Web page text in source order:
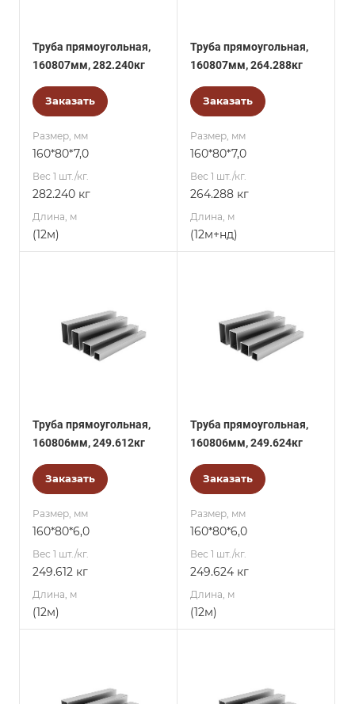
Труба прямоугольная,
160807мм, 282.240кг
Заказать
Размер, мм
160*80*7,0
Вес 1 шт./кг.
282.240 кг
Длина, м
(12м)
Труба прямоугольная,
160807мм, 264.288кг
Заказать
Размер, мм
160*80*7,0
Вес 1 шт./кг.
264.288 кг
Длина, м
(12м+нд)
Труба прямоугольная,
160806мм, 249.612кг
Заказать
Размер, мм
160*80*6,0
Вес 1 шт./кг.
249.612 кг
Длина, м
(12м)
Труба прямоугольная,
160806мм, 249.624кг
Заказать
Размер, мм
160*80*6,0
Вес 1 шт./кг.
249.624 кг
Длина, м
(12м)